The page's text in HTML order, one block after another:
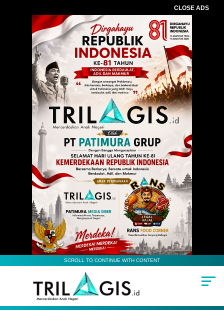
CLOSE ADS
SCROLL TO CONTINUE WITH CONTENT